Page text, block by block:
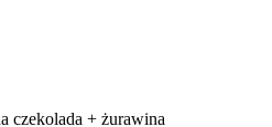
czekolada + żurawina